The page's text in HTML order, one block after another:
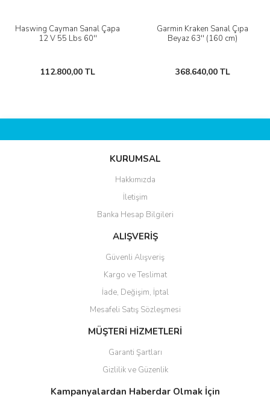
Haswing Cayman Sanal Çapa
12 V 55 Lbs 60''
112.800,00 TL
Garmin Kraken Sanal Çıpa
Beyaz 63'' (160 cm)
368.640,00 TL
KURUMSAL
Hakkımızda
İletişim
Banka Hesap Bilgileri
ALIŞVERİŞ
Güvenli Alışveriş
Kargo ve Teslimat
İade, Değişim, İptal
Mesafeli Satış Sözleşmesi
MÜŞTERİ HİZMETLERİ
Garanti Şartları
Gizlilik ve Güzenlik
Kampanyalardan Haberdar Olmak İçin